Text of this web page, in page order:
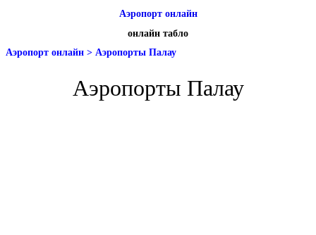
Аэропорт онлайн
онлайн табло
Аэропорт онлайн > Аэропорты Палау
Аэропорты Палау